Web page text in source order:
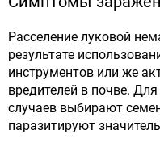
Расселение луковой
результате
инструментов или же
вредителей в почве.
случаев выбирают
паразитируют